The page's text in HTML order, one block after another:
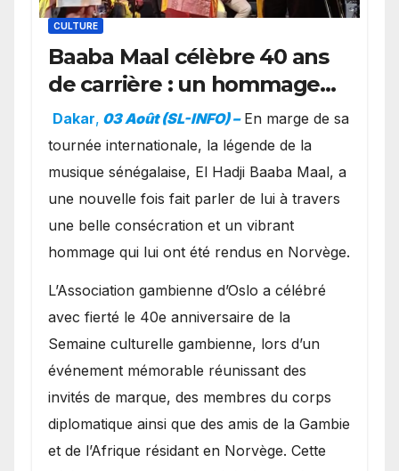
CULTURE
Baaba Maal célèbre 40 ans
de carrière : un hommage
exceptionnel à Oslo en
présence de la famille
royale.
Dakar, 03 Août (SL-INFO) – ​En marge de sa
tournée internationale, la légende de la
musique sénégalaise, El Hadji Baaba Maal, a
une nouvelle fois fait parler de lui à travers
une belle consécration et un vibrant
hommage qui lui ont été rendus en Norvège.
​L’Association gambienne d’Oslo a célébré
avec fierté le 40e anniversaire de la
Semaine culturelle gambienne, lors d’un
événement mémorable réunissant des
invités de marque, des membres du corps
diplomatique ainsi que des amis de la Gambie
et de l’Afrique résidant en Norvège. Cette